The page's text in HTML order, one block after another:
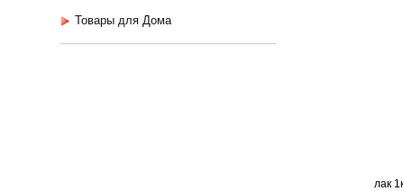
Товары для Дома
лак